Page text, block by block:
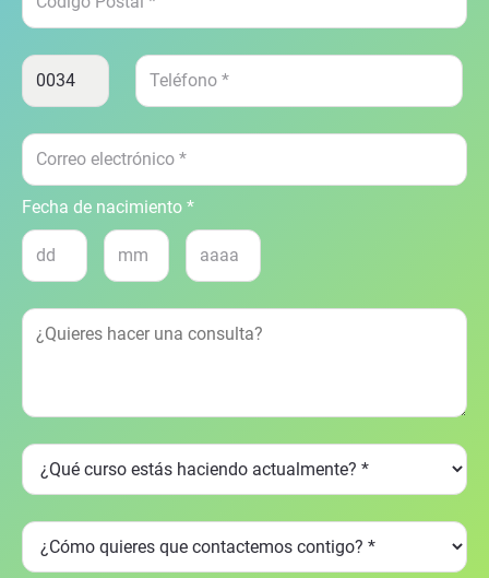
Fecha de nacimiento *